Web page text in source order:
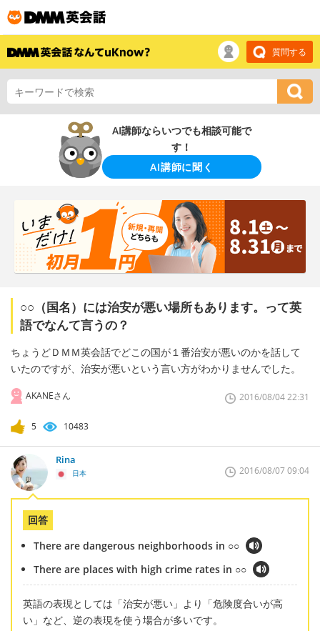
質問する
AI講師ならいつでも相談可能で
す！
AI講師に聞く
○○（国名）には治安が悪い場所もあります。って英
語でなんて言うの？
ちょうどＤＭＭ英会話でどこの国が１番治安が悪いのかを話して
いたのですが、治安が悪いという言い方がわかりませんでした。
AKANEさん 2016/08/04 22:31
5 10483
Rina
日本 2016/08/07 09:04
回答
There are dangerous neighborhoods in ○○
There are places with high crime rates in ○○
英語の表現としては「治安が悪い」より「危険度合いが高
い」など、逆の表現を使う場合が多いです。